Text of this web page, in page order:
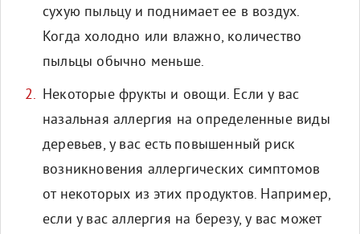
сухую пыльцу и поднимает ее в воздух.
Когда холодно или влажно, количество
пыльцы обычно меньше.
Некоторые фрукты и овощи. Если у вас
назальная аллергия на определенные виды
деревьев, у вас есть повышенный риск
возникновения аллергических симптомов
от некоторых из этих продуктов. Например,
если у вас аллергия на березу, у вас может